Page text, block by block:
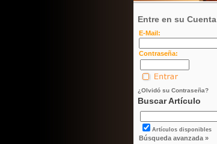
Entre en su Cuenta
E-Mail:
Contraseña:
¿Olvidó su Contraseña?
Buscar Artículo
Artículos disponibles
Búsqueda avanzada »